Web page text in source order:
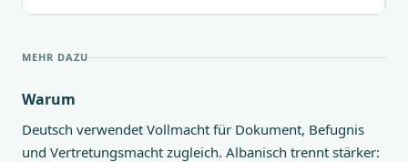
MEHR DAZU
Warum
Deutsch verwendet Vollmacht für Dokument, Befugnis
und Vertretungsmacht zugleich. Albanisch trennt stärker: